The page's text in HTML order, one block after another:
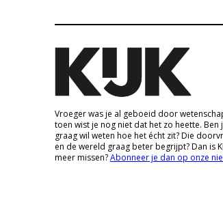
Vroeger was je al geboeid door
toen wist je nog niet dat het zo heette.
graag wil weten hoe het écht zit? Die
en de wereld graag beter begrijpt? Dan is
meer missen?Abonneer je dan op onze